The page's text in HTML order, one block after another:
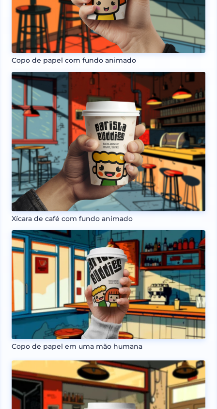
Copo de papel com fundo animado
Xícara de café com fundo animado
Copo de papel em uma mão humana